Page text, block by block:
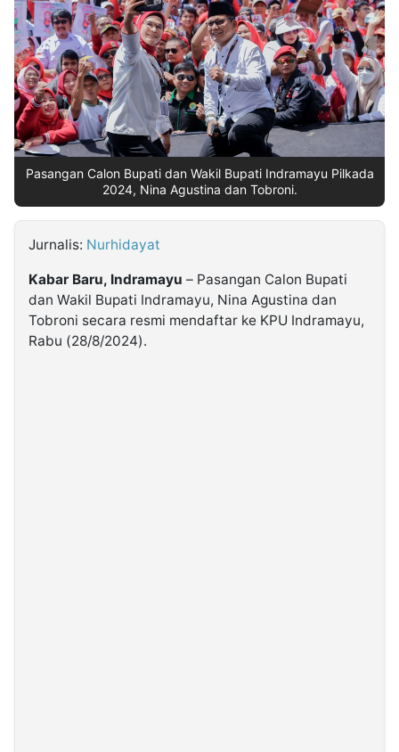
Insight
NTB
Suara
Time
Lens
IDN
Daily
Jogja
Jalan
Rakyat
Idealita
News
Kita
Notice
Dinamikapost.com
Radar
Baru
Seedbacklink
Follow
Kabarbaru
Kabarbaru.co
Pasangan Calon Bupati dan Wakil Bupati Indramayu Pilkada
2024, Nina Agustina dan Tobroni.
Jurnalis: Nurhidayat
Kabar Baru, Indramayu – Pasangan Calon Bupati
dan Wakil Bupati Indramayu, Nina Agustina dan
Tobroni secara resmi mendaftar ke KPU Indramayu,
Rabu (28/8/2024).